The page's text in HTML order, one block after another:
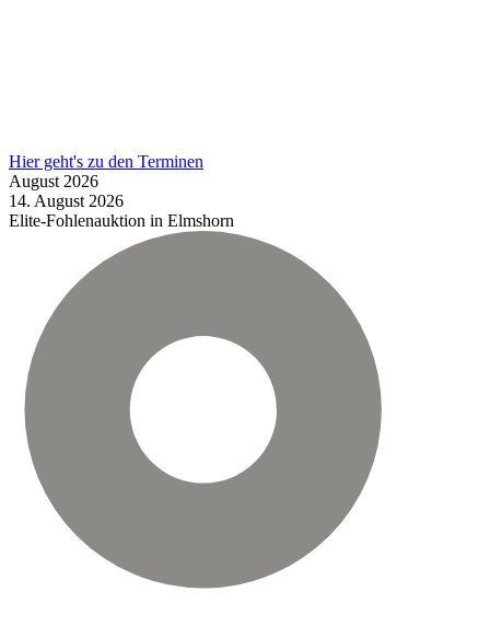
Hier geht's zu den Terminen
August 2026
14. August 2026
Elite-Fohlenauktion in Elmshorn